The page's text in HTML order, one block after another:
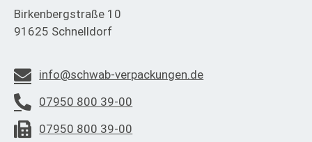
Birkenbergstraße 10
91625 Schnelldorf
info@schwab-verpackungen.de
07950 800 39-00
07950 800 39-00